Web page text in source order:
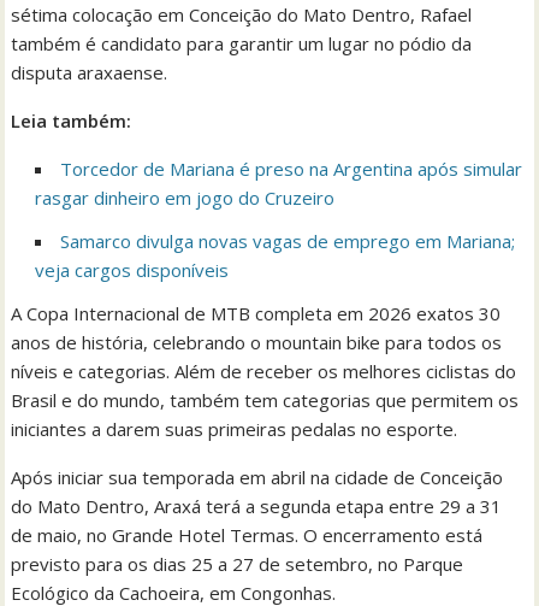
sétima colocação em Conceição do Mato Dentro, Rafael
também é candidato para garantir um lugar no pódio da
disputa araxaense.
Leia também:
Torcedor de Mariana é preso na Argentina após simular
rasgar dinheiro em jogo do Cruzeiro
Samarco divulga novas vagas de emprego em Mariana;
veja cargos disponíveis
A Copa Internacional de MTB completa em 2026 exatos 30
anos de história, celebrando o mountain bike para todos os
níveis e categorias. Além de receber os melhores ciclistas do
Brasil e do mundo, também tem categorias que permitem os
iniciantes a darem suas primeiras pedalas no esporte.
Após iniciar sua temporada em abril na cidade de Conceição
do Mato Dentro, Araxá terá a segunda etapa entre 29 a 31
de maio, no Grande Hotel Termas. O encerramento está
previsto para os dias 25 a 27 de setembro, no Parque
Ecológico da Cachoeira, em Congonhas.